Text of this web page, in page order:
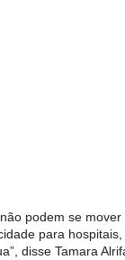
podem se
para
disse Tamara